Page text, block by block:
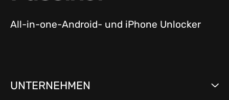
All-in-one-Android- und iPhone Unlocker
UNTERNEHMEN